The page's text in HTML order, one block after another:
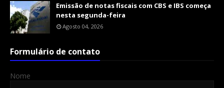
Emissão de notas fiscais com CBS e IBS começa
nesta segunda-feira
Agosto 04, 2026
Formulário de contato
Nome